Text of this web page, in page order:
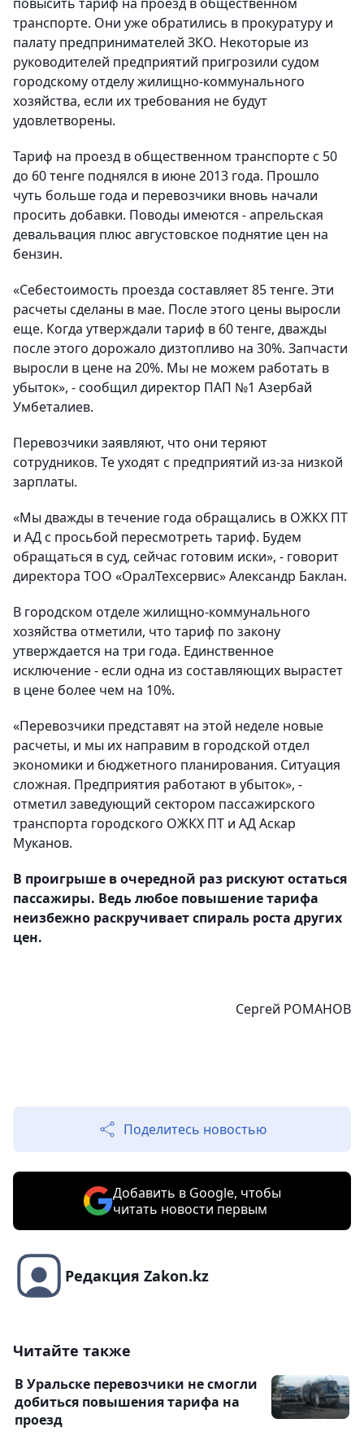
транспорте. Они уже обратились в прокуратуру и
палату предпринимателей ЗКО. Некоторые из
руководителей предприятий пригрозили судом
городскому отделу жилищно-коммунального
хозяйства, если их требования не будут
удовлетворены.
Тариф на проезд в общественном транспорте с 50
до 60 тенге поднялся в июне 2013 года. Прошло
чуть больше года и перевозчики вновь начали
просить добавки. Поводы имеются - апрельская
девальвация плюс августовское поднятие цен на
бензин.
«Себестоимость проезда составляет 85 тенге. Эти
расчеты сделаны в мае. После этого цены выросли
еще. Когда утверждали тариф в 60 тенге, дважды
после этого дорожало дизтопливо на 30%. Запчасти
выросли в цене на 20%. Мы не можем работать в
убыток», - сообщил директор ПАП №1 Азербай
Умбеталиев.
Перевозчики заявляют, что они теряют
сотрудников. Те уходят с предприятий из-за низкой
зарплаты.
«Мы дважды в течение года обращались в ОЖКХ ПТ
и АД с просьбой пересмотреть тариф. Будем
обращаться в суд, сейчас готовим иски», - говорит
директора ТОО «ОралТехсервис» Александр Баклан.
В городском отделе жилищно-коммунального
хозяйства отметили, что тариф по закону
утверждается на три года. Единственное
исключение - если одна из составляющих вырастет
в цене более чем на 10%.
«Перевозчики представят на этой неделе новые
расчеты, и мы их направим в городской отдел
экономики и бюджетного планирования. Ситуация
сложная. Предприятия работают в убыток», -
отметил заведующий сектором пассажирского
транспорта городского ОЖКХ ПТ и АД Аскар
Муканов.
В проигрыше в очередной раз рискуют остаться
пассажиры. Ведь любое повышение тарифа
неизбежно раскручивает спираль роста других
цен.
Сергей РОМАНОВ
Поделитесь новостью
Добавить в Google, чтобы
читать новости первым
Редакция Zakon.kz
Читайте также
В Уральске перевозчики не смогли
добиться повышения тарифа на
проезд